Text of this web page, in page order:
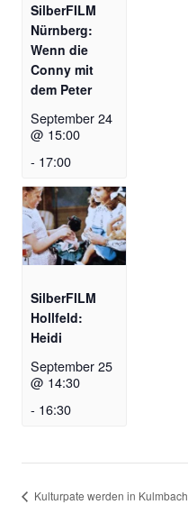
SilberFILM
Nürnberg:
Wenn die
Conny mit
dem Peter
September 24
@ 15:00
- 17:00
SilberFILM
Hollfeld:
Heidi
September 25
@ 14:30
- 16:30
Kulturpate werden in Kulmbach